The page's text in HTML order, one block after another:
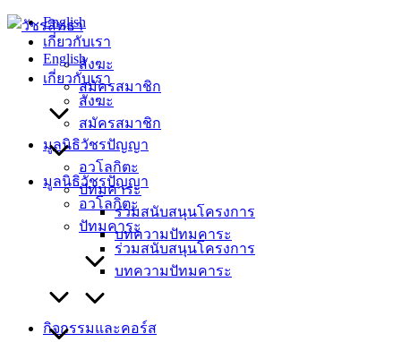
Skip
contentEnglish
เกี่ยวกับเรา
สังฆะ
สมัครสมาชิก
มูลนิธิวัชรปัญญา
อวโลกิตะ
ปัทมคาระ
ร่วมสนับสนุนโครงการ
บทความปัทมคาระ
English
เกี่ยวกับเรา
สังฆะ
สมัครสมาชิก
มูลนิธิวัชรปัญญา
อวโลกิตะ
ปัทมคาระ
ร่วมสนับสนุนโครงการ
บทความปัทมคาระ
กิจกรรมและคอร์ส